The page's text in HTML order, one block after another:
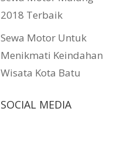
2018 Terbaik
Sewa Motor Untuk
Menikmati Keindahan
Wisata Kota Batu
SOCIAL MEDIA